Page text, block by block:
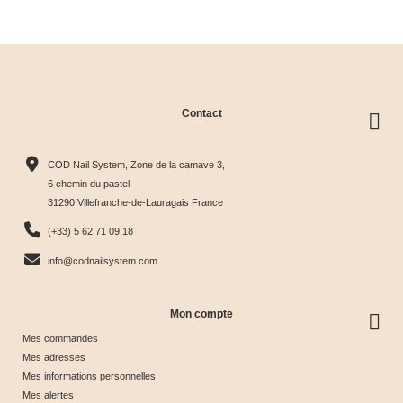
Tips &
nuancier
 
& Tips
Glow &
Collection
Contact
COD Nail System, Zone de la camave 3,
6 chemin du pastel
31290 Villefranche-de-Lauragais France
(+33) 5 62 71 09 18
info@codnailsystem.com
Mon compte
Mes commandes
Mes adresses
Mes informations personnelles
Mes alertes